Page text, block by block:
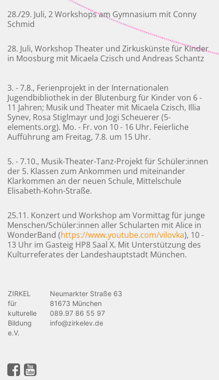
28./29. Juli, 2 Workshops am Gymnasium mit Conny
Schmid
28. Juli, Workshop Theater und Zirkuskünste für Kinder
in Moosburg mit Micaela Czisch und Andreas Schantz
3. - 7.8., Ferienprojekt in der Internationalen
Jugendbibliothek in der Blutenburg für Kinder von 6 -
11 Jahren; Musik und Theater mit Micaela Czisch, Illia
Synev, Rosa Stiglmayr und Jogi Scheuerer (5-
elements.org). Mo. - Fr. von 10 - 16 Uhr. Feierliche
Aufführung am Freitag, 7.8. um 15 Uhr.
5. - 7.10., Musik-Theater-Tanz-Projekt für Schüler:innen
der 5. Klassen zum Ankommen und miteinander
Klarkommen an der neuen Schule, Mittelschule
Elisabeth-Kohn-Straße.
25.11. Konzert und Workshop am Vormittag für junge
Menschen/Schüler:innen aller Schularten mit Alice in
WonderBand (https://www.youtube.com/vilovka), 10 -
13 Uhr im Gasteig HP8 Saal X. Mit Unterstützung des
Kulturreferates der Landeshauptstadt München.
ZIRKEL
Neumarkter Straße 63
für
81673 München
kulturelle
089.97 86 55 97
Bildung
info@zirkelev.de
e.V.